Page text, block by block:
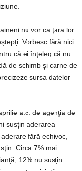
nu vor ca ţara lor
Vorbesc fără nici
că ei înţeleg că nu
de schimb şi carne de
sursa datelor
a.c. de agenţia de
susţin aderarea
fără echivoc,
Circa 7% mai
12% nu susţin